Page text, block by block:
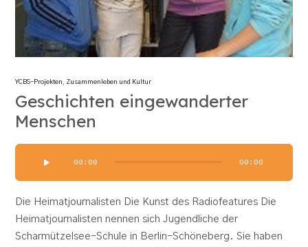
YCBS-Projekten , Zusammenleben und Kultur
Geschichten eingewanderter
Menschen
00:00 00:00
Die Heimatjournalisten Die Kunst des Radiofeatures Die
Heimatjournalisten nennen sich Jugendliche der
Scharmützelsee-Schule in Berlin-Schöneberg. Sie haben